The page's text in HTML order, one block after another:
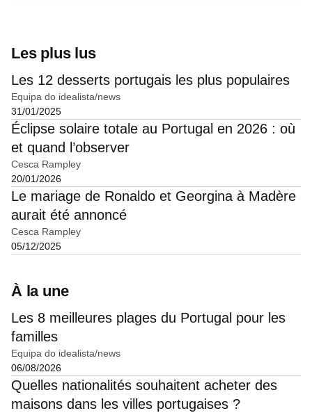
Les plus lus
Les 12 desserts portugais les plus populaires
Equipa do idealista/news
31/01/2025
Éclipse solaire totale au Portugal en 2026 : où
et quand l’observer
Cesca Rampley
20/01/2026
Le mariage de Ronaldo et Georgina à Madère
aurait été annoncé
Cesca Rampley
05/12/2025
À la une
Les 8 meilleures plages du Portugal pour les
familles
Equipa do idealista/news
06/08/2026
Quelles nationalités souhaitent acheter des
maisons dans les villes portugaises ?